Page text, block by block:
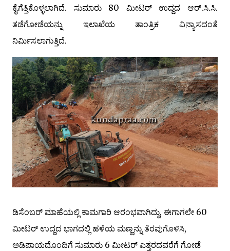
ಕೈಗೆತ್ತಿಕೊಳ್ಳಲಾಗಿದೆ. ಸುಮಾರು 80 ಮೀಟರ್ ಉದ್ದದ ಆರ್.ಸಿ.ಸಿ.
ತಡೆಗೋಡೆಯನ್ನು ಇಲಾಖೆಯ ತಾಂತ್ರಿಕ ವಿನ್ಯಾಸದಂತೆ
ನಿರ್ಮಿಸಲಾಗುತ್ತಿದೆ.
ಡಿಸೆಂಬರ್ ಮಾಹೆಯಲ್ಲಿ ಕಾಮಗಾರಿ ಆರಂಭವಾಗಿದ್ದು, ಈಗಾಗಲೇ 60
ಮೀಟರ್ ಉದ್ದದ ಭಾಗದಲ್ಲಿ ಹಳೆಯ ಮಣ್ಣನ್ನು ತೆರವುಗೊಳಿಸಿ,
ಅಡಿಪಾಯದೊಂದಿಗೆ ಸುಮಾರು 6 ಮೀಟರ್ ಎತ್ತರದವರೆಗೆ ಗೋಡೆ